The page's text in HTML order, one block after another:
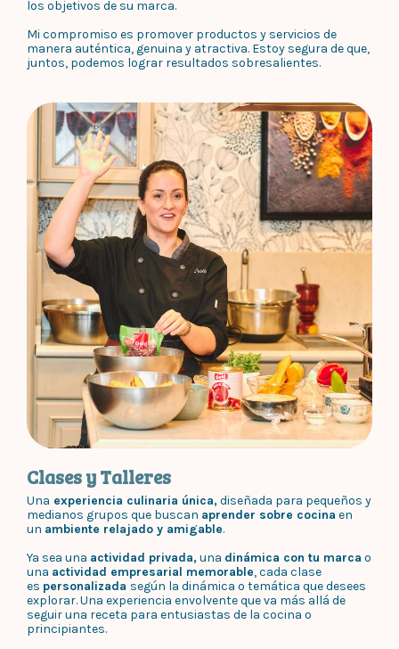
los objetivos de su marca.
Mi compromiso es promover productos y servicios de
manera auténtica, genuina y atractiva. Estoy segura de que,
juntos, podemos lograr resultados sobresalientes.
Clases y Talleres
Una experiencia culinaria única,diseñada para pequeños y
medianos grupos que buscan aprender sobre cocina en
un ambiente relajado y amigable.
Ya sea una actividad privada,una dinámica con tu marca o
una actividad empresarial memorable, cada clase
es personalizada según la dinámica o temática que desees
explorar. Una experiencia envolvente que va más allá de
seguir una receta para entusiastas de la cocina o
principiantes.